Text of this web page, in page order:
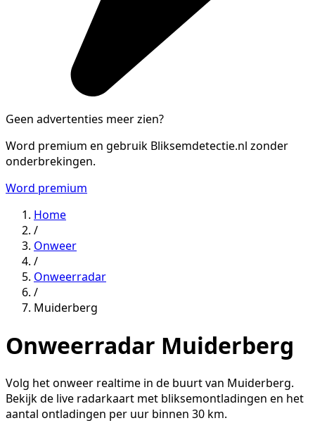
Geen advertenties meer zien?
Word premium en gebruik Bliksemdetectie.nl zonder
onderbrekingen.
Word premium
Home
/
Onweer
/
Onweerradar
/
Muiderberg
Onweerradar Muiderberg
Volg het onweer realtime in de buurt van Muiderberg.
Bekijk de live radarkaart met bliksemontladingen en het
aantal ontladingen per uur binnen 30 km.